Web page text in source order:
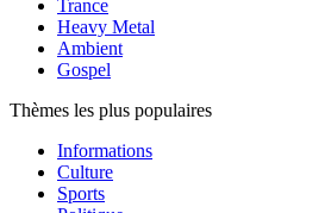
Trance
Heavy Metal
Ambient
Gospel
Thèmes les plus populaires
Informations
Culture
Sports